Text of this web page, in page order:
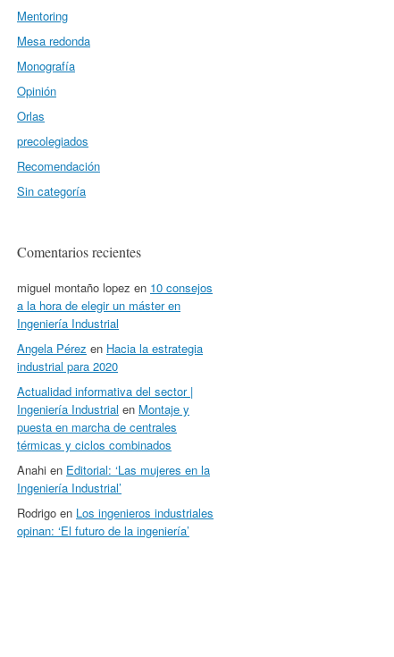
Mentoring
Mesa redonda
Monografía
Opinión
Orlas
precolegiados
Recomendación
Sin categoría
Comentarios recientes
miguel montaño lopez en 10 consejos
a la hora de elegir un máster en
Ingeniería Industrial
Angela Pérez en Hacia la estrategia
industrial para 2020
Actualidad informativa del sector |
Ingeniería Industrial en Montaje y
puesta en marcha de centrales
térmicas y ciclos combinados
Anahi en Editorial: ‘Las mujeres en la
Ingeniería Industrial’
Rodrigo en Los ingenieros industriales
opinan: ‘El futuro de la ingeniería’